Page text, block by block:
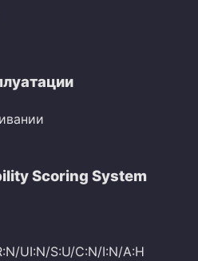
Scoring System
UI:N/S:U/C:N/I:N/A:H